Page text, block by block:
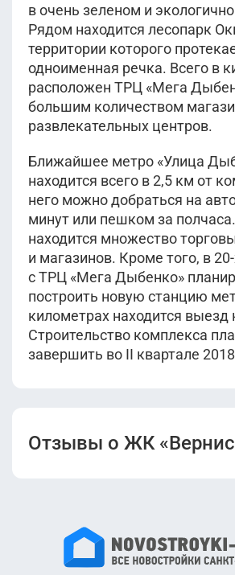
в очень зеленом и
Рядом находится лесопарк
территории которого
одноименная речка. Всего в
расположен ТРЦ «Мега
большим количеством
развлекательных центров.
Ближайшее метро «Улица
находится всего в 2,5 км от
него можно добраться на
минут или пешком за
находится множество
и магазинов. Кроме того, в
с ТРЦ «Мега Дыбенко»
построить новую станцию
километрах находится
Строительство комплекса
завершить во II квартале
Отзывы о ЖК